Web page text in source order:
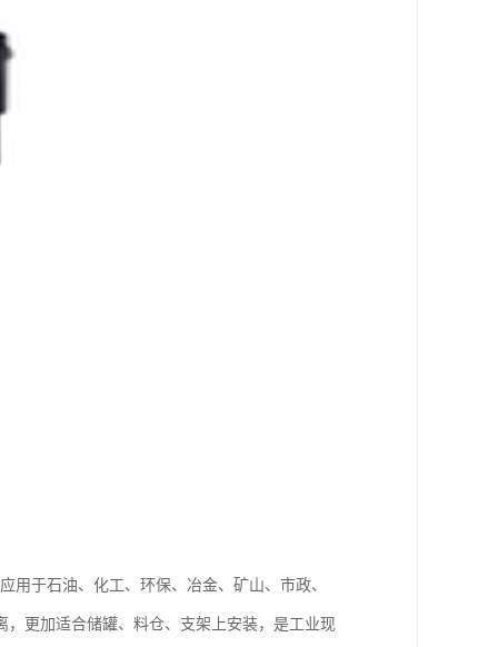
用于石油、化工、环保、冶金、矿山、市政、
更加适合储罐、料仓、支架上安装，是工业现